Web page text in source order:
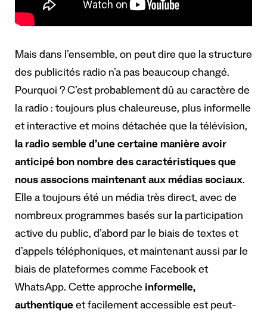
Mais dans l’ensemble, on peut dire que la structure
des publicités radio n’a pas beaucoup changé.
Pourquoi ? C’est probablement dû au caractère de
la radio : toujours plus chaleureuse, plus informelle
et interactive et moins détachée que la télévision,
la radio semble d’une certaine manière avoir
anticipé bon nombre des caractéristiques que
nous associons maintenant aux médias sociaux.
Elle a toujours été un média très direct, avec de
nombreux programmes basés sur la participation
active du public, d’abord par le biais de textes et
d’appels téléphoniques, et maintenant aussi par le
biais de plateformes comme Facebook et
WhatsApp. Cette approche informelle,
authentique et facilement accessible est peut-